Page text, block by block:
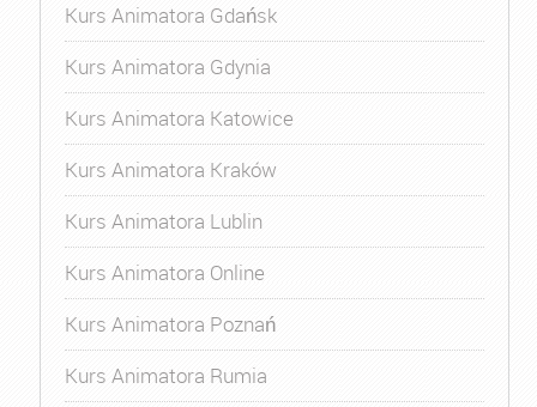
Kurs Animatora Gdańsk
Kurs Animatora Gdynia
Kurs Animatora Katowice
Kurs Animatora Kraków
Kurs Animatora Lublin
Kurs Animatora Online
Kurs Animatora Poznań
Kurs Animatora Rumia